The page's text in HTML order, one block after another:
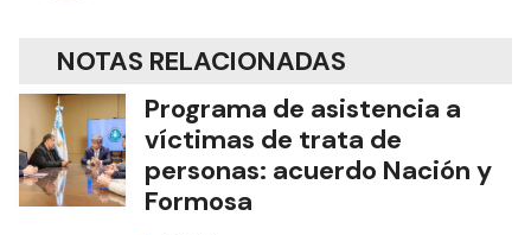
NOTAS RELACIONADAS
Programa de asistencia a
víctimas de trata de
personas: acuerdo Nación y
Formosa